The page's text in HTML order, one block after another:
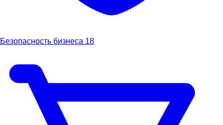
Безопасность бизнеса 18